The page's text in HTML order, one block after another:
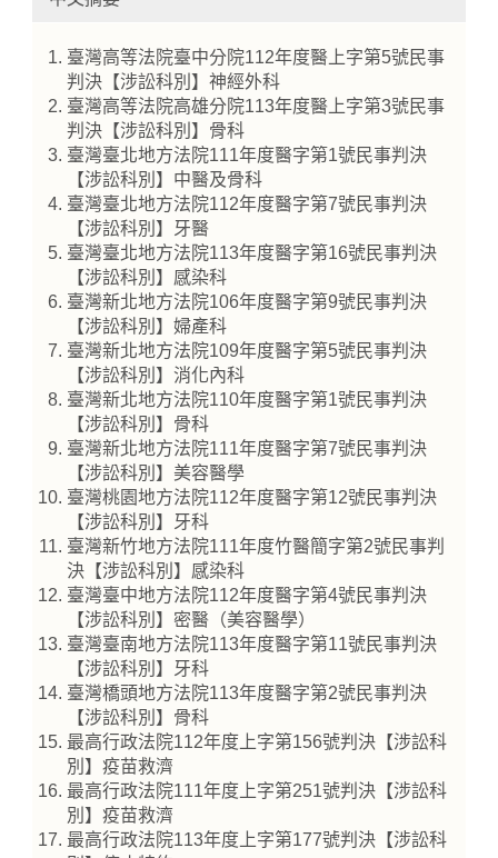
Home
臺灣高等法院臺中分院112年度醫上字第5號民事
判決【涉訟科別】神經外科
臺灣高等法院高雄分院113年度醫上字第3號民事
判決【涉訟科別】骨科
臺灣臺北地方法院111年度醫字第1號民事判決
【涉訟科別】中醫及骨科
臺灣臺北地方法院112年度醫字第7號民事判決
【涉訟科別】牙醫
臺灣臺北地方法院113年度醫字第16號民事判決
【涉訟科別】感染科
臺灣新北地方法院106年度醫字第9號民事判決
【涉訟科別】婦產科
臺灣新北地方法院109年度醫字第5號民事判決
【涉訟科別】消化內科
臺灣新北地方法院110年度醫字第1號民事判決
【涉訟科別】骨科
臺灣新北地方法院111年度醫字第7號民事判決
【涉訟科別】美容醫學
臺灣桃園地方法院112年度醫字第12號民事判決
【涉訟科別】牙科
臺灣新竹地方法院111年度竹醫簡字第2號民事判
決【涉訟科別】感染科
臺灣臺中地方法院112年度醫字第4號民事判決
【涉訟科別】密醫（美容醫學）
臺灣臺南地方法院113年度醫字第11號民事判決
【涉訟科別】牙科
臺灣橋頭地方法院113年度醫字第2號民事判決
【涉訟科別】骨科
最高行政法院112年度上字第156號判決【涉訟科
別】疫苗救濟
最高行政法院111年度上字第251號判決【涉訟科
別】疫苗救濟
最高行政法院113年度上字第177號判決【涉訟科